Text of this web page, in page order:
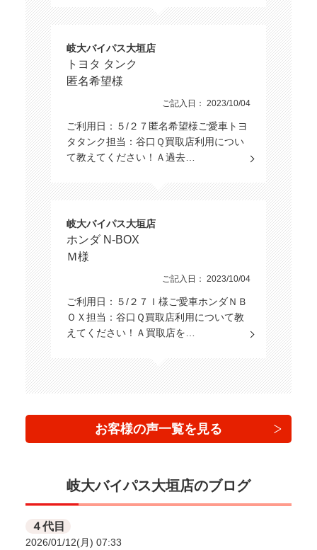
岐大バイパス大垣店
トヨタ タンク
匿名希望様
ご記入日： 2023/10/04
ご利用日：５/２７匿名希望様ご愛車トヨ
タタンク担当：谷口Ｑ買取店利用につい
て教えてください！Ａ過去…
岐大バイパス大垣店
ホンダ N-BOX
Ｍ様
ご記入日： 2023/10/04
ご利用日：５/２７Ｉ様ご愛車ホンダＮＢ
ＯＸ担当：谷口Ｑ買取店利用について教
えてください！Ａ買取店を…
お客様の声一覧を見る
岐大バイパス大垣店のブログ
４代目
2026/01/12(月) 07:33